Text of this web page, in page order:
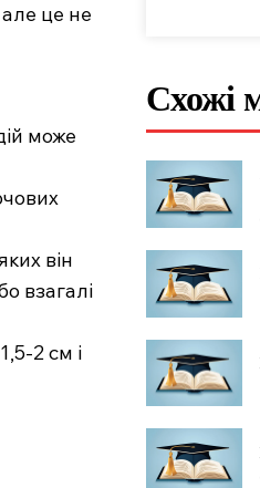
це не
може
він
взагалі
2 см і
Схожі